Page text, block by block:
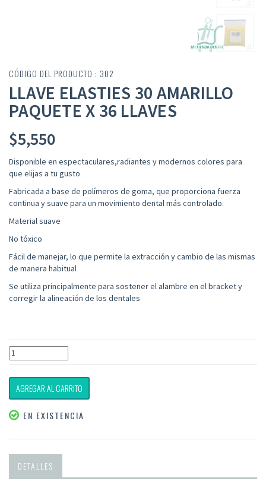
CÓDIGO DEL PRODUCTO : 302
LLAVE ELASTIES 30 AMARILLO
PAQUETE X 36 LLAVES
$5,550
Disponible en espectaculares,radiantes y modernos colores para
que elijas a tu gusto
Fabricada a base de polímeros de goma, que proporciona fuerza
continua y suave para un movimiento dental más controlado.
Material suave
No tóxico
Fácil de manejar, lo que permite la extracción y cambio de las mismas
de manera habitual
Se utiliza principalmente para sostener el alambre en el bracket y
corregir la alineación de los dentales
AGREGAR AL CARRITO
EN EXISTENCIA
DETALLES